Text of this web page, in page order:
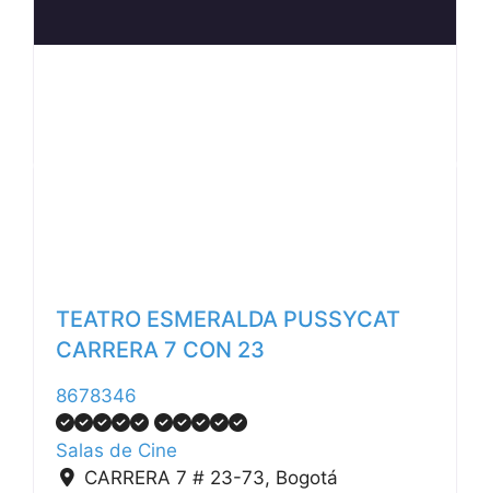
TEATRO ESMERALDA PUSSYCAT
CARRERA 7 CON 23
8678346
Salas de Cine
CARRERA 7 # 23-73, Bogotá